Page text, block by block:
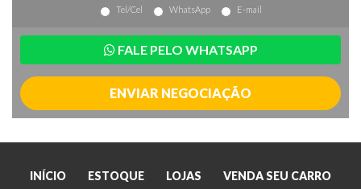
Tel/Cel WhatsApp E-mail
FALE PELO WHATSAPP
ENVIAR NEGOCIAÇÃO
INÍCIO ESTOQUE LOJAS VENDA SEU CARRO